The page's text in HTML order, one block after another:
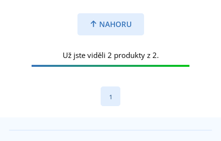
NAHORU
Už jste viděli 2 produkty z 2.
1